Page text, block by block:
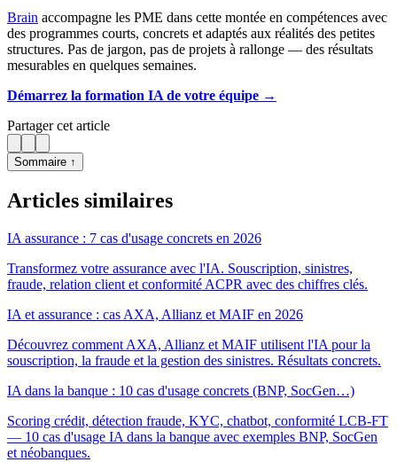
Brain accompagne les PME dans cette montée en compétences avec
des programmes courts, concrets et adaptés aux réalités des petites
structures. Pas de jargon, pas de projets à rallonge — des résultats
mesurables en quelques semaines.
Démarrez la formation IA de votre équipe →
Partager cet article
Sommaire ↑
Articles similaires
IA assurance : 7 cas d'usage concrets en 2026
Transformez votre assurance avec l'IA. Souscription, sinistres,
fraude, relation client et conformité ACPR avec des chiffres clés.
IA et assurance : cas AXA, Allianz et MAIF en 2026
Découvrez comment AXA, Allianz et MAIF utilisent l'IA pour la
souscription, la fraude et la gestion des sinistres. Résultats concrets.
IA dans la banque : 10 cas d'usage concrets (BNP, SocGen…)
Scoring crédit, détection fraude, KYC, chatbot, conformité LCB-FT
— 10 cas d'usage IA dans la banque avec exemples BNP, SocGen
et néobanques.